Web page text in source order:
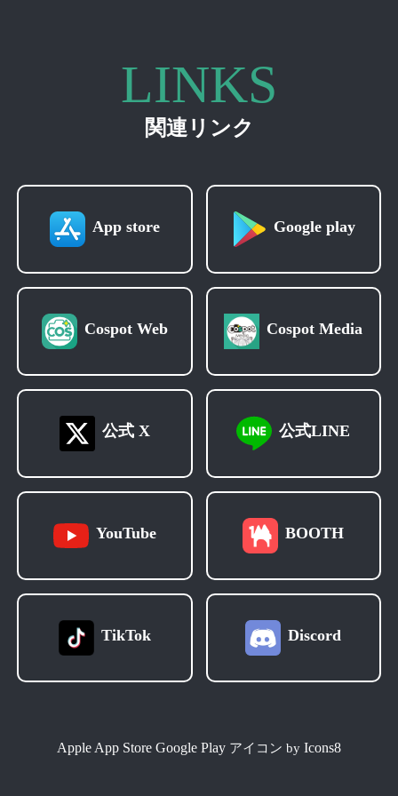
LINKS
関連リンク
App store Google play
Cospot Web Cospot Media
公式 X 公式LINE
YouTube BOOTH
TikTok Discord
Apple App Store Google Play アイコン by Icons8